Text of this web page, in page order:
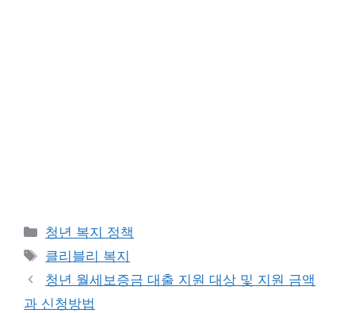
카
테
리
청년 복지 정책
태
그
클리블리 복지
청년 월세보증금 대출 지원 대상 및 지원 금액
과 신청방법